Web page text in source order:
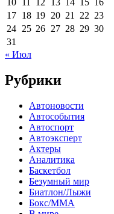
17 18 19 20 21 22 23
24 25 26 27 28 29 30
31
« Июл
Рубрики
Автоновости
Автособытия
Автоспорт
Автоэксперт
Актеры
Аналитика
Баскетбол
Безумный мир
Биатлон/Лыжи
Бокс/MMA